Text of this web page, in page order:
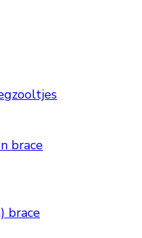
brace
brace